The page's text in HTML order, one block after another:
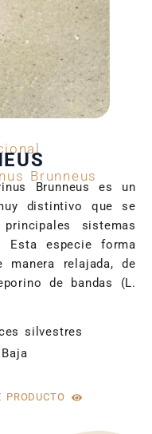
Brunneus
Brunneus es un
distintivo que se
sistemas
Esta especie forma
manera relajada, de
de bandas (L.
silvestres
Baja
PRODUCTO